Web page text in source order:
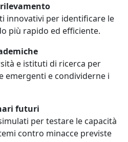
innovativi per identificare le
più rapido ed efficiente.
e istituti di ricerca per
emergenti e condividerne i
futuri
per testare le capacità
contro minacce previste